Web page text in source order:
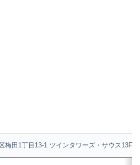
梅田1丁目13-1 ツインタワーズ・サウス13F